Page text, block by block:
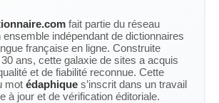
fait partie du réseau
ensemble indépendant de dictionnaires
française en ligne. Construite
ans, cette galaxie de sites a acquis
et de fiabilité reconnue. Cette
mot édaphique s’inscrit dans un travail
à jour et de vérification éditoriale.